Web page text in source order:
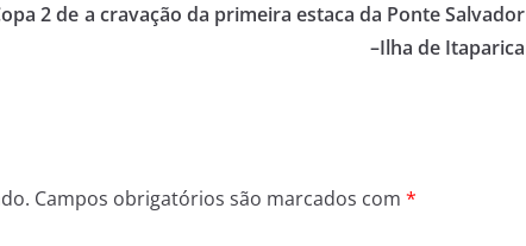
2 de a cravação da primeira estaca da Ponte Salvador
–Ilha de Itaparica
Campos obrigatórios são marcados com *